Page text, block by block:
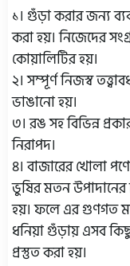
১। গুঁড়া করার জন্য
করা হয়। নিজেদের
কোয়ালিটির হয়।
২। সম্পূর্ণ নিজস্ব
ভাঙানো হয়।
৩। রঙ সহ বিভিন্ন
নিরাপদ।
৪। বাজারের খোলা
ভুষির মতন উপাদানের
হয়। ফলে এর গুণগত
ধনিয়া গুঁড়ায় এসব
প্রস্তুত করা হয়।